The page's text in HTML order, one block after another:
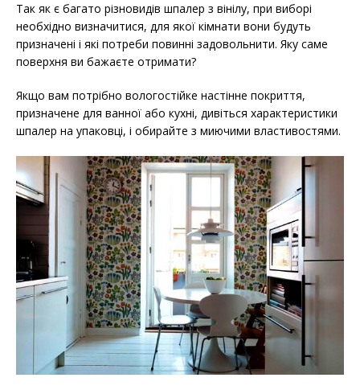
Так як є багато різновидів шпалер з вінілу, при виборі
необхідно визначитися, для якої кімнати вони будуть
призначені і які потреби повинні задовольнити. Яку саме
поверхня ви бажаєте отримати?
Якщо вам потрібно вологостійке настінне покриття,
призначене для ванної або кухні, дивіться характеристики
шпалер на упаковці, і обирайте з миючими властивостями.